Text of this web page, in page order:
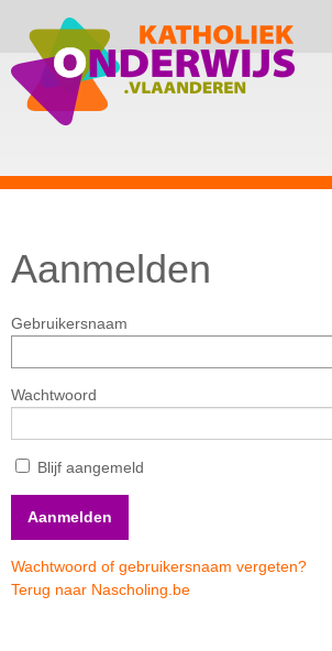
Aanmelden
Gebruikersnaam
Wachtwoord
Blijf aangemeld
Wachtwoord of gebruikersnaam vergeten?
Terug naar Nascholing.be